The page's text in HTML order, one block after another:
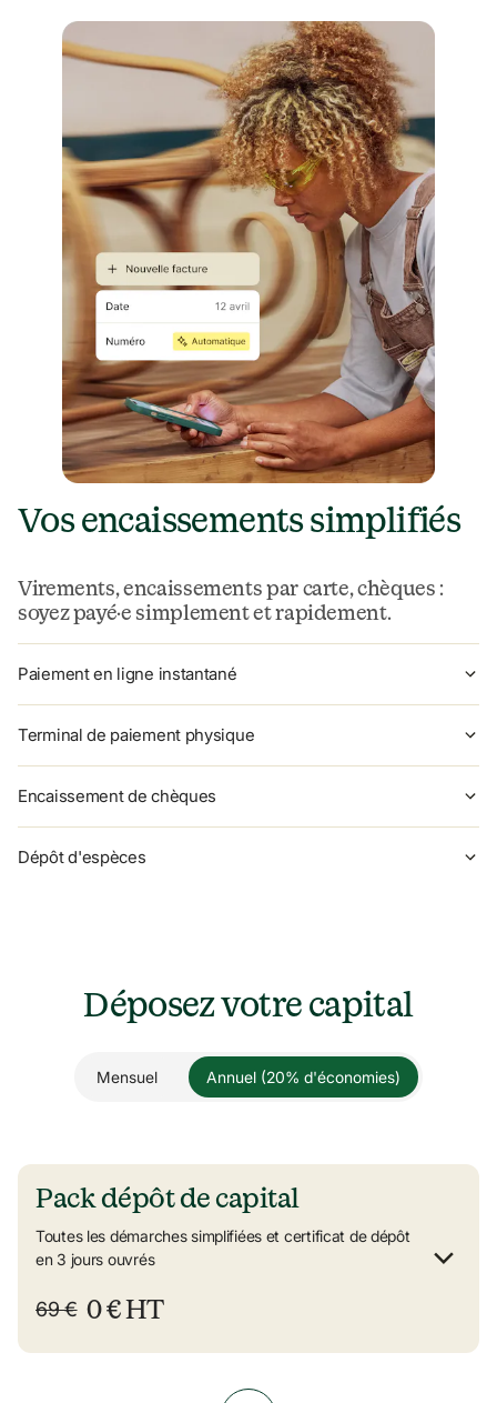
Vos encaissements simplifiés
Virements, encaissements par carte, chèques :
soyez payé·e simplement et rapidement.
Paiement en ligne instantané
Terminal de paiement physique
Encaissement de chèques
Dépôt d'espèces
Déposez votre capital
Mensuel Annuel (20% d'économies)
Pack dépôt de capital
Toutes les démarches simplifiées et certificat de dépôt
en 3 jours ouvrés
69 € 0 € HT